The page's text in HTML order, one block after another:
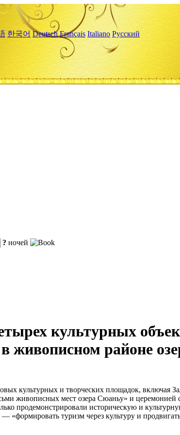
한국어 Deutsch Français Italiano Русский
? ночей
культурных
живописном районе
культурных и творческих площадок, включая
живописных мест озера Сюаньу» и церемонией
продемонстрировали историческую и
туризм через культуру и продвигать